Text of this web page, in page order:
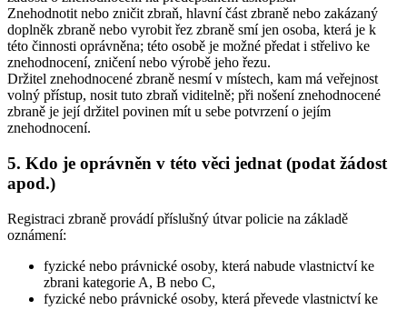
Znehodnotit nebo zničit zbraň, hlavní část zbraně nebo zakázaný
doplněk zbraně nebo vyrobit řez zbraně smí jen osoba, která je k
této činnosti oprávněna; této osobě je možné předat i střelivo ke
znehodnocení, zničení nebo výrobě jeho řezu.
Držitel znehodnocené zbraně nesmí v místech, kam má veřejnost
volný přístup, nosit tuto zbraň viditelně; při nošení znehodnocené
zbraně je její držitel povinen mít u sebe potvrzení o jejím
znehodnocení.
5. Kdo je oprávněn v této věci jednat (podat žádost
apod.)
Registraci zbraně provádí příslušný útvar policie na základě
oznámení:
fyzické nebo právnické osoby, která nabude vlastnictví ke
zbrani kategorie A, B nebo C,
fyzické nebo právnické osoby, která převede vlastnictví ke